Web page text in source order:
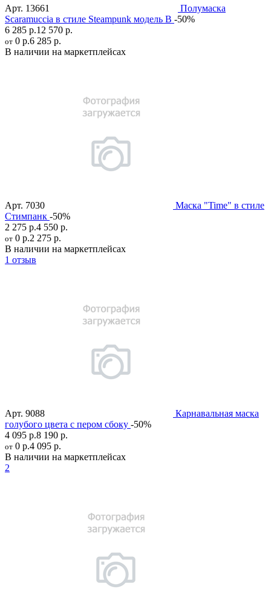
Арт. 13661
Полумаска
Scaramuccia в стиле Steampunk модель B -50%
6 285 р.12 570 р.
от 0 р.6 285 р.
В наличии на маркетплейсах
Арт. 7030
Маска "Time" в стиле
Стимпанк -50%
2 275 р.4 550 р.
от 0 р.2 275 р.
В наличии на маркетплейсах
1 отзыв
Арт. 9088
Карнавальная маска
голубого цвета с пером сбоку -50%
4 095 р.8 190 р.
от 0 р.4 095 р.
В наличии на маркетплейсах
2